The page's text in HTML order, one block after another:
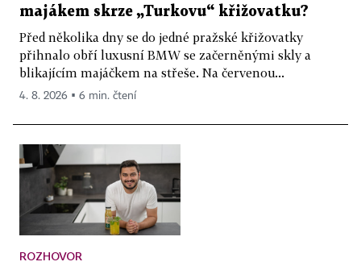
majákem skrze „Turkovu“ křižovatku?
Před několika dny se do jedné pražské křižovatky
přihnalo obří luxusní BMW se začerněnými skly a
blikajícím majáčkem na střeše. Na červenou...
4. 8. 2026 ▪ 6 min. čtení
ROZHOVOR